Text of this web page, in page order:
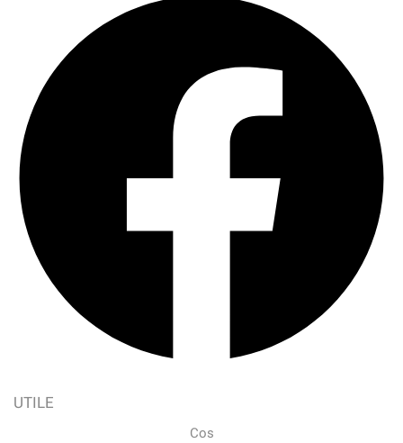
UTILE
Cos